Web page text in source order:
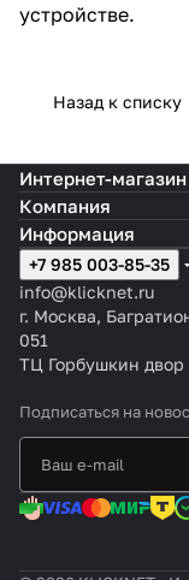
устройстве.
Назад к списку
Интернет-магазин
Компания
Информация
+7 985 003-85-35
info@klicknet.ru
г. Москва,
051
ТЦ Горбушкин двор
Подписаться на